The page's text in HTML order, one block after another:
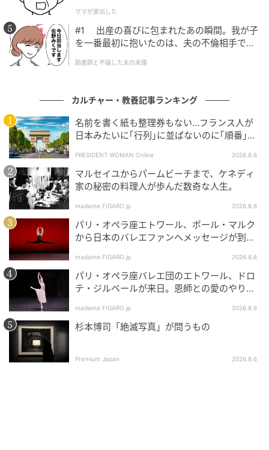
「今回のコンサートのテーマは“音楽の旅”。フラン
ス、イタリアなどのさまざまな国の多様なシーンが思
い浮かぶ曲を選んでいます。例えば、ショパンの『バ
ラード 第2番 ヘ長調 作品38』では、作曲した当時、彼
てしまったという時代背景から、戦争と平和のシーン
が交互に出てきます。選んだすべての曲に共通してい
るのは、喜びや苦しみなどの人間の複雑で豊かな感情
が散りばめられていることです」
「時代や文化や国を超えて、現代の私たちに引き継が
れた曲たちが、聴いている皆さまを別の世界にいざな
ってくれます。それが遠くの人々に想いを馳せるきっ
かけにもなれれば嬉しいですし、そんな時間と空間を
一緒につくりたいですね」
ママが家出した
#1 出産の喜びに包まれたあの瞬間。我が子
を一番最初に抱いたのは、夫の不倫相手でし
助産師と不倫した夫の末路
カルチャー・教養記事ランキング
名前を書く紙も整理券もない…フランス人が
日本みたいに｢行列｣に並ばないのに｢順番｣を
PRESIDENT WOMAN Online 2026.8.6
マルセイユからパームビーチまで、ケネディ
家の秘密の料理人が歩んだ数奇な人生。
madame FIGARO.jp 2026.8.6
パリ・オペラ座エトワール、ポール・マルク
から日本のバレエファンへメッセージが到
madame FIGARO.jp 2026.8.6
パリ・オペラ座バレエ団のエトワール、ドロ
テ・ジルベールが来日。恩師との愛のやりと
madame FIGARO.jp 2026.8.6
杉本博司「絶滅写真」が問うもの
Premium Japan 2026.8.6